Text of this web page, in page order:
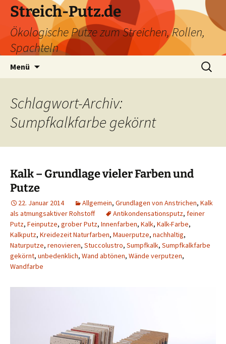
Zum
Inhalt
springen
Streich-Putz.de
Ökologische Putze zum Streichen, Rollen,
Spachteln
Menü
Suchen
nach:
Schlagwort-Archiv:
Sumpfkalkfarbe gekörnt
Kalk – Grundlage vieler Farben und
Putze
22. Januar 2014 Allgemein, Grundlagen von Anstrichen, Kalk
als atmungsaktiver Rohstoff
Antikondensationsputz, feiner
Putz, Feinputze, grober Putz, Innenfarben, Kalk, Kalk-Farbe,
Kalkputz, Kreidezeit Naturfarben, Mauerputze, nachhaltig,
Naturputze, renovieren, Stuccolustro, Sumpfkalk, Sumpfkalkfarbe
gekörnt, unbedenklich, Wand abtönen, Wände verputzen,
Wandfarbe